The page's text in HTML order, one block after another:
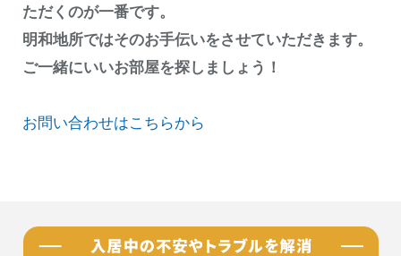
ただくのが一番です。
明和地所ではそのお手伝いをさせていただきます。
ご一緒にいいお部屋を探しましょう！
お問い合わせはこちらから